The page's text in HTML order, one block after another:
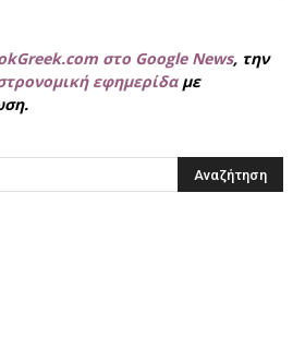
στο Google News, την
εφημερίδαμε